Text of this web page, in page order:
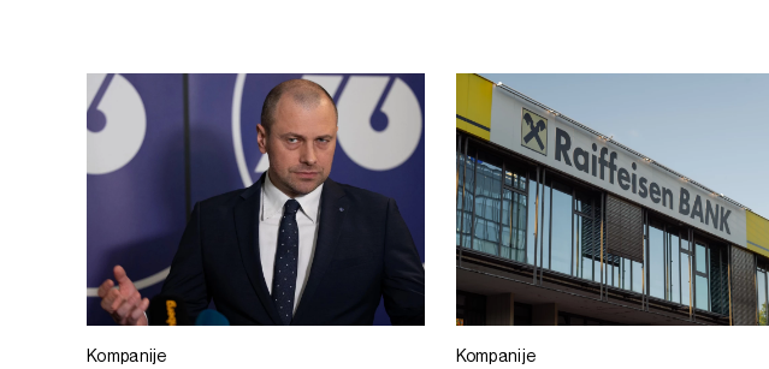
Kompanije Kompanije